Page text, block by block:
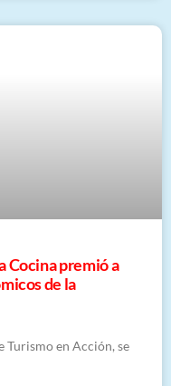
Cocina premió a
de la
Turismo en Acción, se